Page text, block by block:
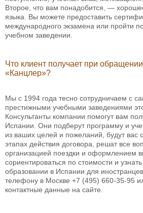
Второе, что вам понадобится, —
языка. Вы можете предоставить
международного экзамена или пройти
учебном заведении.
Что клиент получает при
«Канцлер»?
Мы с 1994 года тесно сотрудничаем с
престижными учебными заведениями
Консультанты компании помогут вам
Испании. Они подберут программу и
из ваших целей и пожеланий, будут вас
этапах действия договора, решат все
организацией поездки и оформлением
сориентироваться по стоимости и
образовании в Испании для
телефону в Москве +7 (495) 660-35-95
контактные данные на сайте.